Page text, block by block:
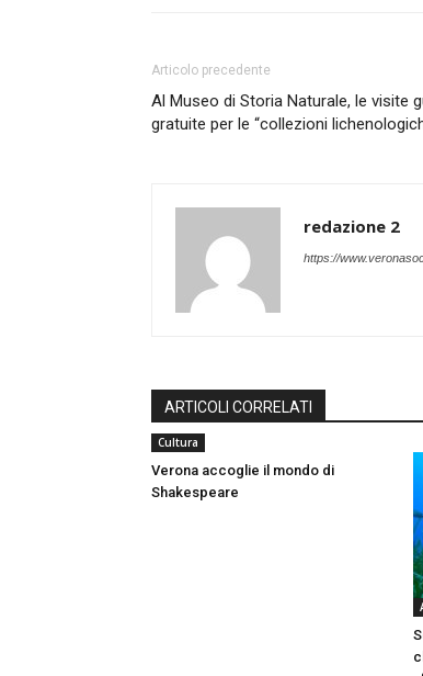
Articolo precedente
Al Museo di Storia Naturale, le visite
gratuite per le “collezioni
redazione 2
https://
ARTICOLI CORRELATI
Cultura
Verona accoglie il mondo di
Shakespeare